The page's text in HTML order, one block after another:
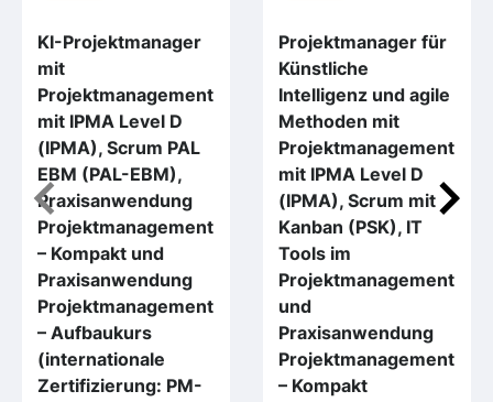
KI-Projektmanager
mit
Projektmanagement
mit IPMA Level D
(IPMA), Scrum PAL
EBM (PAL-EBM),
Praxisanwendung
Projektmanagement
– Kompakt und
Praxisanwendung
Projektmanagement
– Aufbaukurs
(internationale
Zertifizierung: PM-
Projektmanager für
Künstliche
Intelligenz und agile
Methoden mit
Projektmanagement
mit IPMA Level D
(IPMA), Scrum mit
Kanban (PSK), IT
Tools im
Projektmanagement
und
Praxisanwendung
Projektmanagement
– Kompakt